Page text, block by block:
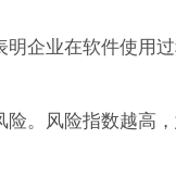
企业在软件使用
。风险指数越高